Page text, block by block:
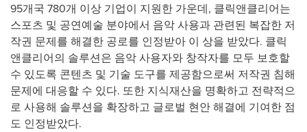
95개국 780개 이상 기업이 지원한 가운데, 클릭앤클리어는
스포츠 및 공연예술 분야에서 음악 사용과 관련된 복잡한 저
작권 문제를 해결한 공로를 인정받아 이 상을 받았다. 클릭
앤클리어의 솔루션은 음악 사용자와 창작자를 모두 보호할
수 있도록 콘텐츠 및 기술 도구를 제공함으로써 저작권 침해
문제에 대응할 수 있다. 또한 지식재산을 명확하고 전략적으
로 사용해 솔루션을 확장하고 글로벌 현안 해결에 기여한 점
도 인정받았다.